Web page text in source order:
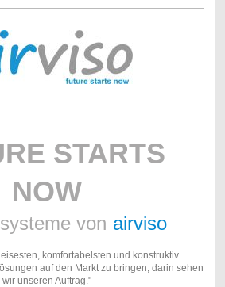
STARTS
NOW
von airviso
komfortabelsten und konstruktiv
auf den Markt zu bringen, darin sehen
wir unseren Auftrag."